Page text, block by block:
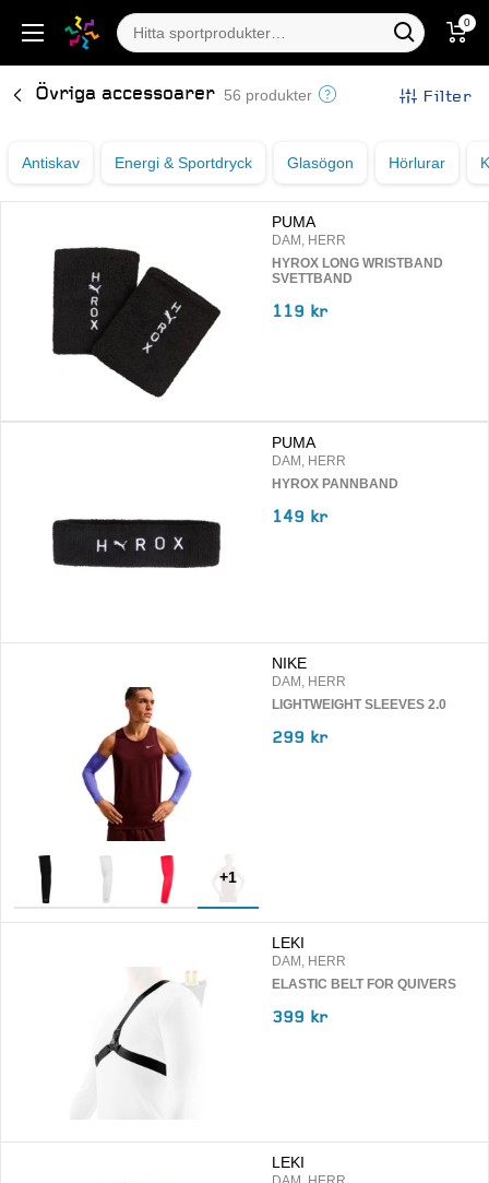
0
Övriga accessoarer 56 produkter Filter
Antiskav Energi & Sportdryck Glasögon Hörlurar
PUMA
DAM, HERR
HYROX LONG WRISTBAND
SVETTBAND
119 kr
PUMA
DAM, HERR
HYROX PANNBAND
149 kr
+1
NIKE
DAM, HERR
LIGHTWEIGHT SLEEVES 2.0
299 kr
LEKI
DAM, HERR
ELASTIC BELT FOR QUIVERS
399 kr
LEKI